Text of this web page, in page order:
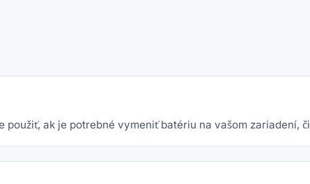
použiť, ak je potrebné vymeniť batériu na vašom zariadení,